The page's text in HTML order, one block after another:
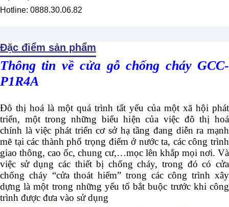
Hotline: 0888.30.06.82
Đặc điểm sản phẩm
Thông tin về cửa gỗ chống cháy GCC-
P1R4A
Đô thị hoá là một quá trình tất yếu của một xã hội phát
triển, một trong những biểu hiện của việc đô thị hoá
chính là việc phát triển cơ sở hạ tầng đang diễn ra mạnh
mẽ tại các thành phố trọng điểm ở nước ta, các công trình
giao thông, cao ốc, chung cư,…mọc lên khắp mọi nơi. Và
việc sử dụng các thiết bị chống cháy, trong đó có cửa
chống cháy “cửa thoát hiểm” trong các công trình xây
dựng là một trong những yếu tố bắt buộc trước khi công
trình được đưa vào sử dụng